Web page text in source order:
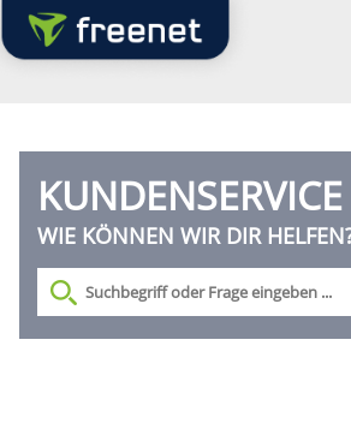
KUNDENSERVICE
WIE KÖNNEN WIR DIR